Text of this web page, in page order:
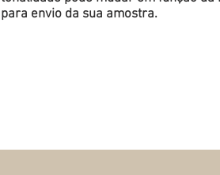
para envio da sua amostra.